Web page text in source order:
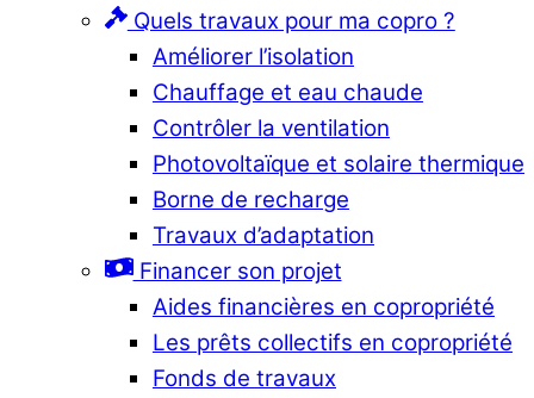
Quels travaux pour ma copro ?
Améliorer l’isolation
Chauffage et eau chaude
Contrôler la ventilation
Photovoltaïque et solaire thermique
Borne de recharge
Travaux d’adaptation
Financer son projet
Aides financières en copropriété
Les prêts collectifs en copropriété
Fonds de travaux